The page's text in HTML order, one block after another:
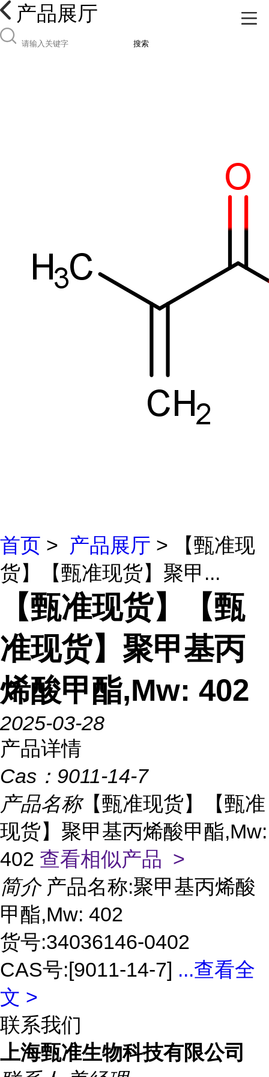
产品展厅
搜索
首页 > 产品展厅 > 【甄准现
货】【甄准现货】聚甲...
【甄准现货】【甄
准现货】聚甲基丙
烯酸甲酯,Mw: 402
2025-03-28
产品详情
Cas： 9011-14-7
产品名称【甄准现货】【甄准
现货】聚甲基丙烯酸甲酯,Mw:
402 查看相似产品 >
简介 产品名称:聚甲基丙烯酸
甲酯,Mw: 402
货号:34036146-0402
CAS号:[9011-14-7] ...查看全
文 >
联系我们
上海甄准生物科技有限公司